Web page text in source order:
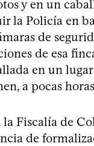
y en un
la Policía en
de
de esa
en un
a pocas
la Fiscalía de
de